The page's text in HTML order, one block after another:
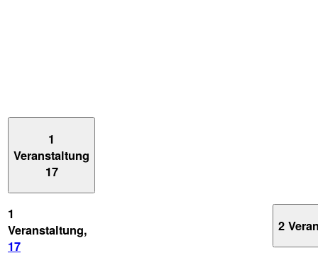
1
Veranstaltung
17
1
Veranstaltung,
17
2